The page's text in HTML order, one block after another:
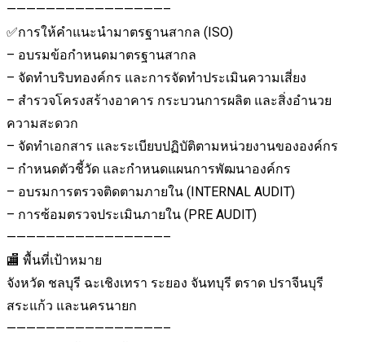
————————————————–
✅การให้คำแนะนำมาตรฐานสากล (ISO)
– อบรมข้อกำหนดมาตรฐานสากล
– จัดทำบริบทองค์กร และการจัดทำประเมินความเสี่ยง
– สำรวจโครงสร้างอาคาร กระบวนการผลิต และสิ่งอำนวย
ความสะดวก
– จัดทำเอกสาร และระเบียบปฏิบัติตามหน่วยงานขององค์กร
– กำหนดตัวชี้วัด และกำหนดแผนการพัฒนาองค์กร
– อบรมการตรวจติดตามภายใน (INTERNAL AUDIT)
– การซ้อมตรวจประเมินภายใน (PRE AUDIT)
————————————————–
🏬 พื้นที่เป้าหมาย
จังหวัด ชลบุรี ฉะเชิงเทรา ระยอง จันทบุรี ตราด ปราจีนบุรี
สระแก้ว และนครนายก
————————————————–